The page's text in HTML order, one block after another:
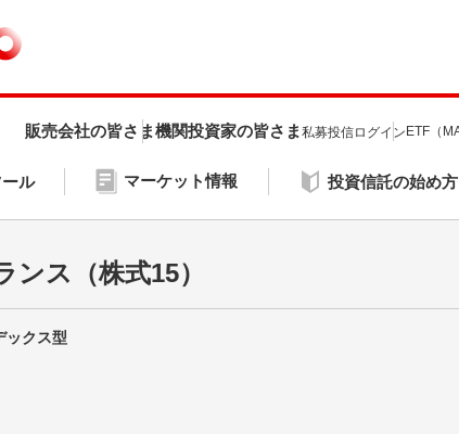
ル マーケット情報 投資信託の始め
販売会社の皆さま機関投資家の皆さま 私募投信ログイン ETF（
ンス（株式15）
ックス型